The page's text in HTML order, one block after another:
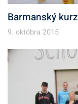
Barmanský kurz
9. októbra 2015